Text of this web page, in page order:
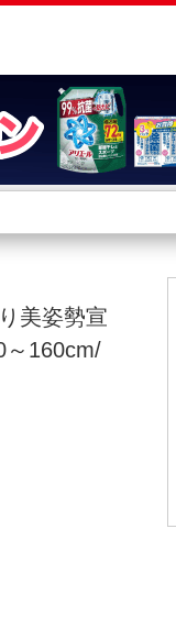
舗サービス
ト取り置き
情報・店舗一覧
美姿勢宣
～160cm/